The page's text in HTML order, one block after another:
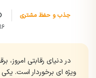
جذب و حفظ مشتری
16 فروردین 1404
در دنیای رقابتی امروز،
ویژه ای برخوردار است. یکی